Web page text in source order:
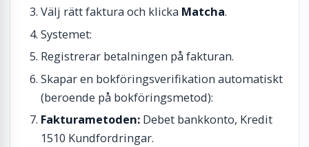
Välj rätt faktura och klicka Matcha.
Systemet:
Registrerar betalningen på fakturan.
Skapar en bokföringsverifikation automatiskt
(beroende på bokföringsmetod):
Fakturametoden: Debet bankkonto, Kredit
1510 Kundfordringar.